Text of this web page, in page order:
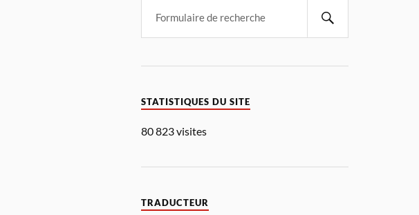
STATISTIQUES DU SITE
80 823 visites
TRADUCTEUR